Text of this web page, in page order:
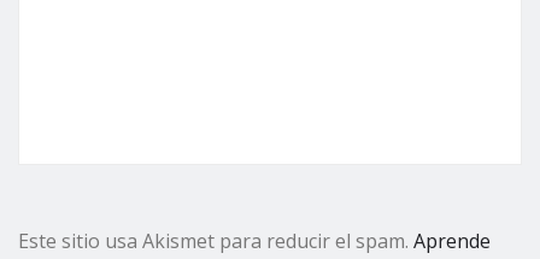
Este sitio usa Akismet para reducir el spam. Aprende